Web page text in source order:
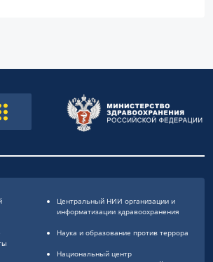
Центральный НИИ организации и
информатизации здравоохранения
Наука и образование против террора
Национальный центр